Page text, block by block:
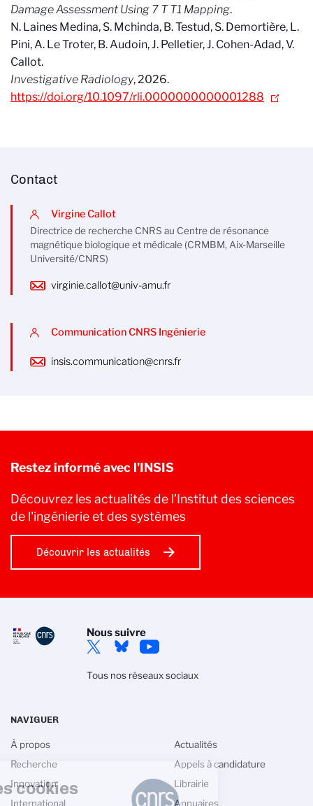
Damage Assessment Using 7 T T1 Mapping.
N. Laines Medina, S. Mchinda, B. Testud, S. Demortière, L.
Pini, A. Le Troter, B. Audoin, J. Pelletier, J. Cohen-Adad, V.
Callot.
Investigative Radiology,2026.
https://doi.org/10.1097/rli.0000000000001288
Contact
Virgine Callot
Directrice de recherche CNRS au Centre de résonance
magnétique biologique et médicale (CRMBM, Aix-Marseille
Université/CNRS)
virginie.callot@univ-amu.fr
Communication CNRS Ingénierie
insis.communication@cnrs.fr
Restez informé avec l'INSIS
Découvrez les actualités de l’Institut des sciences
de l'ingénierie et des systèmes
Découvrir les actualités
Nous suivre
Tous nos réseaux sociaux
NAVIGUER
À propos
Recherche
Innovation
International
Actualités
Appels à candidature
Librairie
Annuaires
Gestion des cookies